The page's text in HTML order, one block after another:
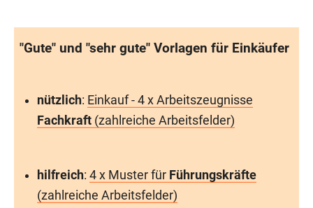
"Gute" und "sehr gute" Vorlagen für Einkäufer
nützlich: Einkauf - 4 x Arbeitszeugnisse
Fachkraft (zahlreiche Arbeitsfelder)
hilfreich: 4 x Muster für Führungskräfte
(zahlreiche Arbeitsfelder)